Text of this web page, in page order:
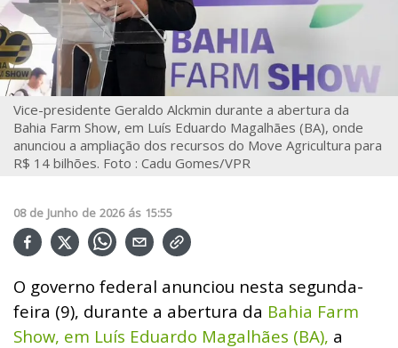
Vice-presidente Geraldo Alckmin durante a abertura da
Bahia Farm Show, em Luís Eduardo Magalhães (BA), onde
anunciou a ampliação dos recursos do Move Agricultura para
R$ 14 bilhões. Foto : Cadu Gomes/VPR
08 de Junho de 2026 ás 15:55
O governo federal anunciou nesta segunda-
feira (9), durante a abertura da Bahia Farm
Show, em Luís Eduardo Magalhães (BA), a